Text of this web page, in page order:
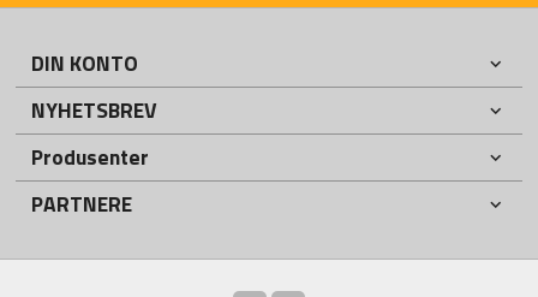
DIN KONTO
NYHETSBREV
Produsenter
PARTNERE